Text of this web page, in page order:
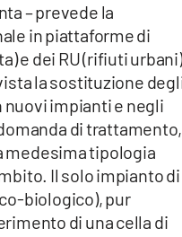
– prevede la
in piattaforme di
e dei RU (rifiuti urbani)
la sostituzione
impianti e negli
di trattamento,
medesima tipologia
Il solo impianto di
biologico), pur
di una cella di